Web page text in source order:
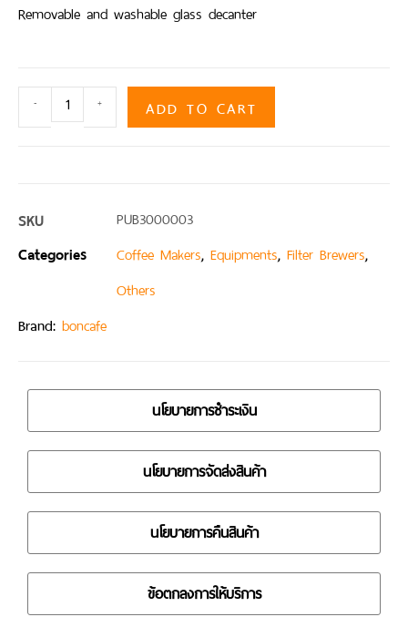
Removable and washable glass decanter
- + ADD TO CART
SKU PUB3000003
Categories Coffee Makers, Equipments, Filter Brewers,
Others
Brand: boncafe
นโยบายการชำระเงิน
นโยบายการจัดส่งสินค้า
นโยบายการคืนสินค้า
ข้อตกลงการให้บริการ